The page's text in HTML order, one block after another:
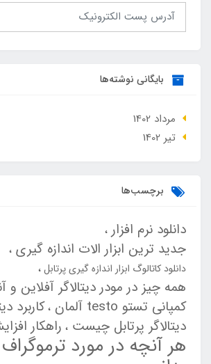
بایگانی نوشته‌ها
مرداد 1402
تير 1402
برچسب‌ها
دانلود نرم افزار
جدید ترین ابزار الات اندازه گیری
دانلود کاتالوگ ابزار اندازه گیری پرتابل
همه چیز در مودر دیتالاگر آفلاین و
کمپانی تستو testo آلمان
کاربرد
دیتالاگر پرتابل چیست راهکار
هر آنچه در مورد ترموگراف